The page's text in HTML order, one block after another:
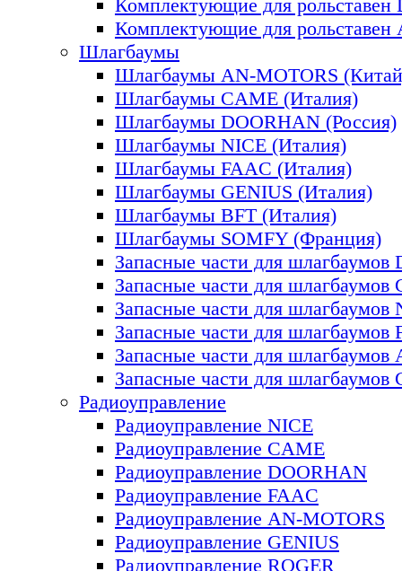
Комплектующие для рольставен
Комплектующие для рольставен
Шлагбаумы
Шлагбаумы AN-MOTORS
Шлагбаумы CAME (Италия)
Шлагбаумы DOORHAN (Россия)
Шлагбаумы NICE (Италия)
Шлагбаумы FAAC (Италия)
Шлагбаумы GENIUS (Италия)
Шлагбаумы BFT (Италия)
Шлагбаумы SOMFY (Франция)
Запасные части для шлагбаумов
Запасные части для шлагбаумов
Запасные части для шлагбаумов
Запасные части для шлагбаумов
Запасные части для шлагбаумов
Запасные части для шлагбаумов
Радиоуправление
Радиоуправление NICE
Радиоуправление CAME
Радиоуправление DOORHAN
Радиоуправление FAAC
Радиоуправление AN-MOTORS
Радиоуправление GENIUS
Радиоуправление ROGER